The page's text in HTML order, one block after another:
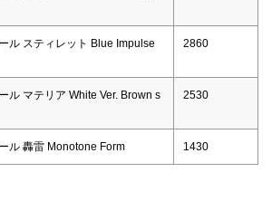
ル スティレット Blue Impulse
2860
ル マテリア White Ver. Brown s
2530
ル 轟雷 Monotone Form 1430